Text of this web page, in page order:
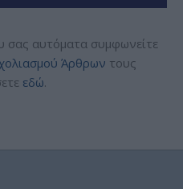
σας αυτόματα συμφωνείτε
Άρθρων τους
εδώ.